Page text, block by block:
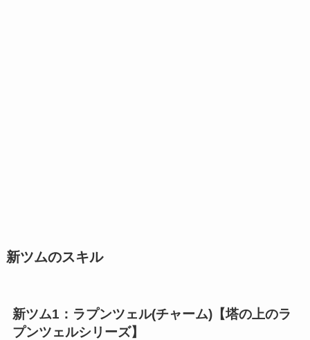
新ツムのスキル
新ツム1：ラプンツェル(チャーム)【塔の上のラ
プンツェルシリーズ】